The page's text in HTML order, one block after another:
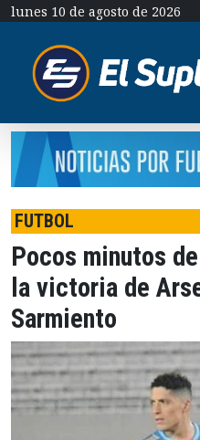
lunes 10 de agosto de 2026
FUTBOL
Pocos minutos
la victoria de
Sarmiento